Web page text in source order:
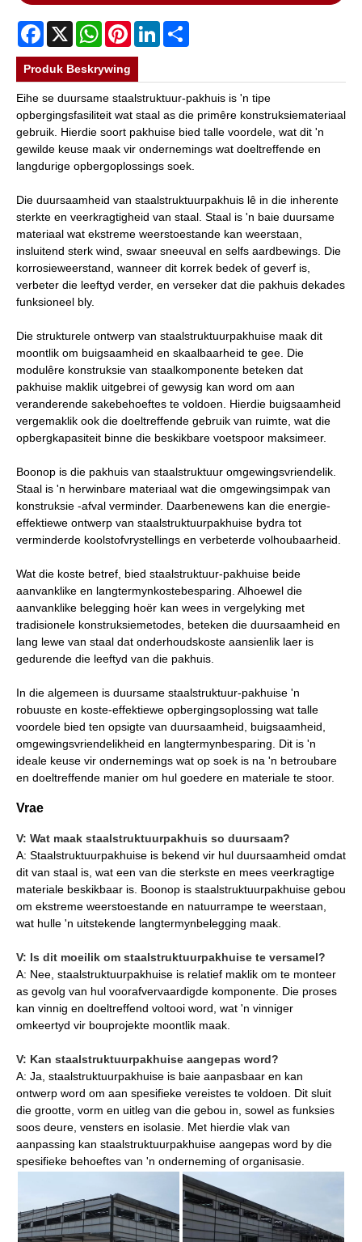
Facebook
X WhatsAppPinterestLinkedIn
Produk Beskrywing
Eihe se duursame staalstruktuur-pakhuis is 'n tipe
opbergingsfasiliteit wat staal as die primêre konstruksiemateriaal
gebruik. Hierdie soort pakhuise bied talle voordele, wat dit 'n
gewilde keuse maak vir ondernemings wat doeltreffende en
langdurige opbergoplossings soek.
Die duursaamheid van staalstruktuurpakhuis lê in die inherente
sterkte en veerkragtigheid van staal. Staal is 'n baie duursame
materiaal wat ekstreme weerstoestande kan weerstaan,
insluitend sterk wind, swaar sneeuval en selfs aardbewings. Die
korrosieweerstand, wanneer dit korrek bedek of geverf is,
verbeter die leeftyd verder, en verseker dat die pakhuis dekades
funksioneel bly.
Die strukturele ontwerp van staalstruktuurpakhuise maak dit
moontlik om buigsaamheid en skaalbaarheid te gee. Die
modulêre konstruksie van staalkomponente beteken dat
pakhuise maklik uitgebrei of gewysig kan word om aan
veranderende sakebehoeftes te voldoen. Hierdie buigsaamheid
vergemaklik ook die doeltreffende gebruik van ruimte, wat die
opbergkapasiteit binne die beskikbare voetspoor maksimeer.
Boonop is die pakhuis van staalstruktuur omgewingsvriendelik.
Staal is 'n herwinbare materiaal wat die omgewingsimpak van
konstruksie -afval verminder. Daarbenewens kan die energie-
effektiewe ontwerp van staalstruktuurpakhuise bydra tot
verminderde koolstofvrystellings en verbeterde volhoubaarheid.
Wat die koste betref, bied staalstruktuur-pakhuise beide
aanvanklike en langtermynkostebesparing. Alhoewel die
aanvanklike belegging hoër kan wees in vergelyking met
tradisionele konstruksiemetodes, beteken die duursaamheid en
lang lewe van staal dat onderhoudskoste aansienlik laer is
gedurende die leeftyd van die pakhuis.
In die algemeen is duursame staalstruktuur-pakhuise 'n
robuuste en koste-effektiewe opbergingsoplossing wat talle
voordele bied ten opsigte van duursaamheid, buigsaamheid,
omgewingsvriendelikheid en langtermynbesparing. Dit is 'n
ideale keuse vir ondernemings wat op soek is na 'n betroubare
en doeltreffende manier om hul goedere en materiale te stoor.
Vrae
V: Wat maak staalstruktuurpakhuis so duursaam?
A: Staalstruktuurpakhuise is bekend vir hul duursaamheid omdat
dit van staal is, wat een van die sterkste en mees veerkragtige
materiale beskikbaar is. Boonop is staalstruktuurpakhuise gebou
om ekstreme weerstoestande en natuurrampe te weerstaan,
wat hulle 'n uitstekende langtermynbelegging maak.
V: Is dit moeilik om staalstruktuurpakhuise te versamel?
A: Nee, staalstruktuurpakhuise is relatief maklik om te monteer
as gevolg van hul voorafvervaardigde komponente. Die proses
kan vinnig en doeltreffend voltooi word, wat 'n vinniger
omkeertyd vir bouprojekte moontlik maak.
V: Kan staalstruktuurpakhuise aangepas word?
A: Ja, staalstruktuurpakhuise is baie aanpasbaar en kan
ontwerp word om aan spesifieke vereistes te voldoen. Dit sluit
die grootte, vorm en uitleg van die gebou in, sowel as funksies
soos deure, vensters en isolasie. Met hierdie vlak van
aanpassing kan staalstruktuurpakhuise aangepas word by die
spesifieke behoeftes van 'n onderneming of organisasie.